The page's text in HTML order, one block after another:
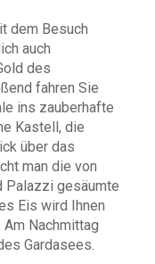
dem Besuch
auch
des
fahren Sie
ins zauberhafte
Kastell, die
über das
man die von
Palazzi gesäumte
Eis wird Ihnen
Nachmittag
Gardasees.